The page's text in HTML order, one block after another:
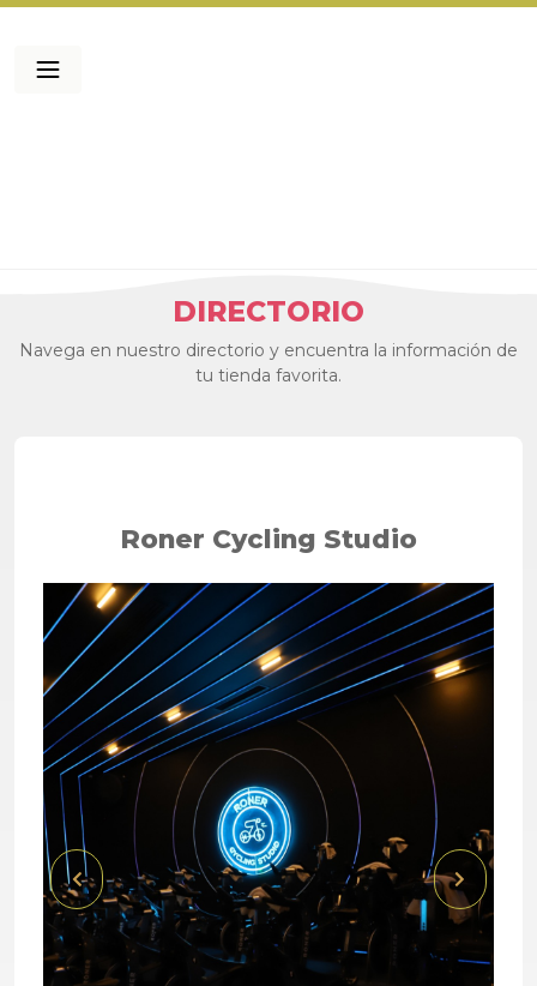
DIRECTORIO
Navega en nuestro directorio y encuentra la información de
tu tienda favorita.
Roner Cycling Studio